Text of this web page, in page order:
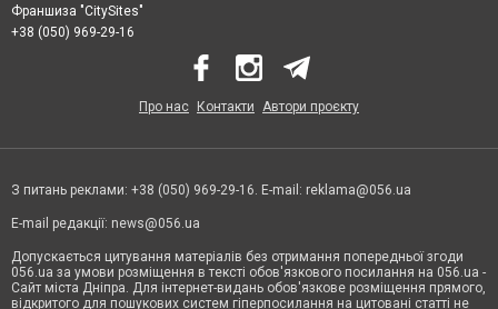
Франшиза "CitySites"
+38 (050) 969-29-16
Про нас Контакти Автори проєкту
З питань реклами: +38 (050) 969-29-16. E-mail: reklama@056.ua
E-mail редакції: news@056.ua
Допускається цитування матеріалів без отримання попередньої згоди
056.ua за умови розміщення в тексті обов'язкового посилання на 056.ua -
Сайт міста Дніпра. Для інтернет-видань обов'язкове розміщення прямого,
відкритого для пошукових систем гіперпосилання на цитовані статті не